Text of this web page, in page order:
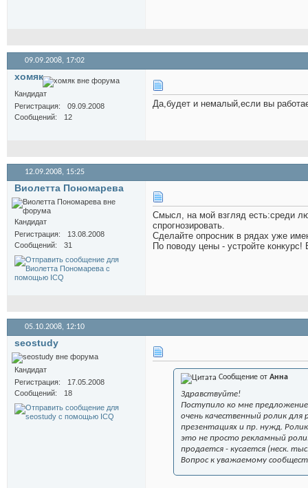
09.09.2008, 17:02
хомяк
Кандидат
Регистрация
09.09.2008
Сообщений
12
Да,будет и немалый,если вы
12.09.2008, 15:25
Виолетта Пономарева
Кандидат
Регистрация
13.08.2008
Сообщений
31
Смысл, на мой взгляд есть:среди
спрогнозировать.
Сделайте опросник в рядах уже
По поводу цены - устройте
05.10.2008, 12:10
seostudy
Кандидат
Регистрация
17.05.2008
Сообщений
18
Сообщение от Анна
Здравствуйте!
Поступило ко мне
очень качественный ролик
презентациях и пр. нужд.
это не просто рекламный
продается - кусается (неск.
Вопрос к уважаемому